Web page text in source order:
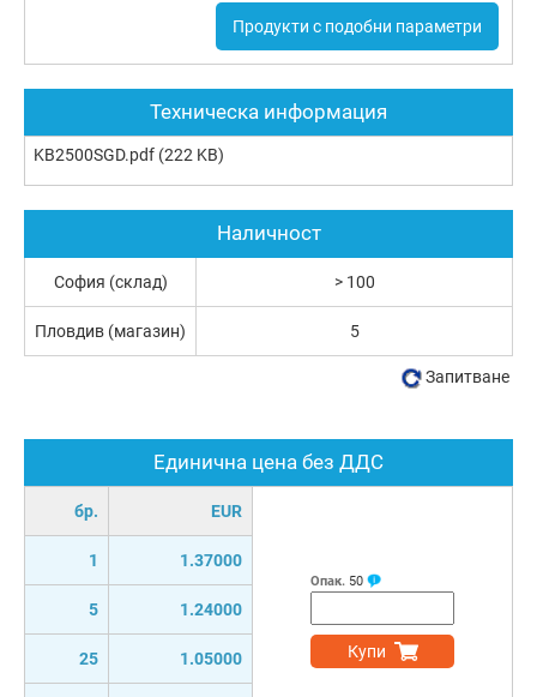
Продукти с подобни параметри
Техническа информация
KB2500SGD.pdf (222 KB)
Единична цена без ДДС
бр. EUR
1 1.37000
5 1.24000
25 1.05000
Опак. 50
Купи
Наличност
София (склад) > 100
Пловдив (магазин) 5
Запитване